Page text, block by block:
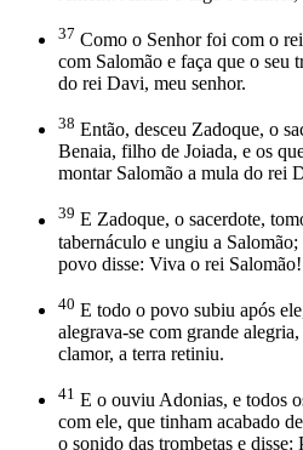
37 Como o Senhor foi com o
com Salomão e faça que o seu
do rei Davi, meu senhor.
38 Então, desceu Zadoque, o
Benaia, filho de Joiada, e os
montar Salomão a mula do rei
39 E Zadoque, o sacerdote,
tabernáculo e ungiu a
povo disse: Viva o rei Salomão!
40 E todo o povo subiu após
alegrava-se com grande
clamor, a terra retiniu.
41 E o ouviu Adonias, e todos
com ele, que tinham acabado
o sonido das trombetas e